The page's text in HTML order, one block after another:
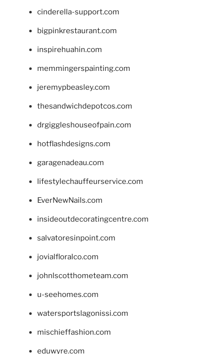
cinderella-support.com
bigpinkrestaurant.com
inspirehuahin.com
memmingerspainting.com
jeremypbeasley.com
thesandwichdepotcos.com
drgiggleshouseofpain.com
hotflashdesigns.com
garagenadeau.com
lifestylechauffeurservice.com
EverNewNails.com
insideoutdecoratingcentre.com
salvatoresinpoint.com
jovialfloralco.com
johnlscotthometeam.com
u-seehomes.com
watersportslagonissi.com
mischieffashion.com
eduwyre.com